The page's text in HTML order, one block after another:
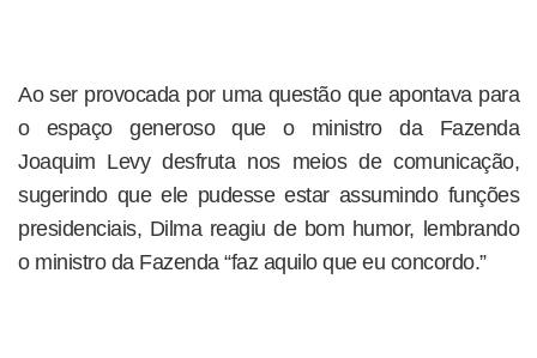
Ao ser provocada por uma questão que apontava para
o espaço generoso que o ministro da Fazenda
Joaquim Levy desfruta nos meios de comunicação,
sugerindo que ele pudesse estar assumindo funções
presidenciais, Dilma reagiu de bom humor, lembrando
o ministro da Fazenda “faz aquilo que eu concordo.”